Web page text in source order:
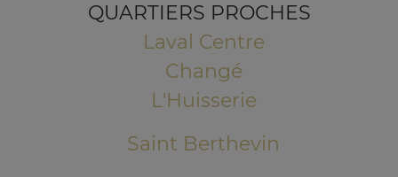
QUARTIERS PROCHES
Laval Centre
Changé
L'Huisserie
Saint Berthevin